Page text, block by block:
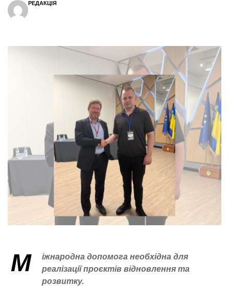
РЕДАКЦІЯ
М
іжнародна допомога необхідна для
реалізації проєктів відновлення та
розвитку.